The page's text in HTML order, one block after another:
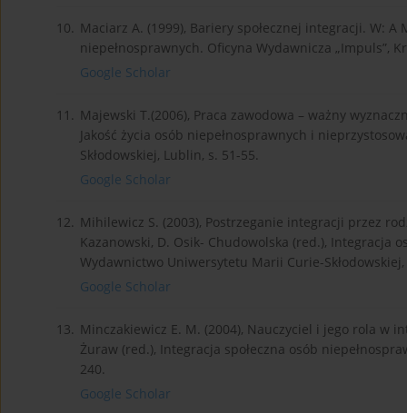
10. Maciarz A. (1999), Bariery społecznej integracji. W:
niepełnosprawnych. Oficyna Wydawnicza „Impuls”,
Google Scholar
11. Majewski T.(2006), Praca zawodowa – ważny
Jakość życia osób niepełnosprawnych i
Skłodowskiej, Lublin, s. 51-55.
Google Scholar
12. Mihilewicz S. (2003), Postrzeganie integracji przez
Kazanowski, D. Osik- Chudowolska (red.), Integracja
Wydawnictwo Uniwersytetu Marii Curie-
Google Scholar
13. Minczakiewicz E. M. (2004), Nauczyciel i jego rola w
Żuraw (red.), Integracja społeczna osób
240.
Google Scholar